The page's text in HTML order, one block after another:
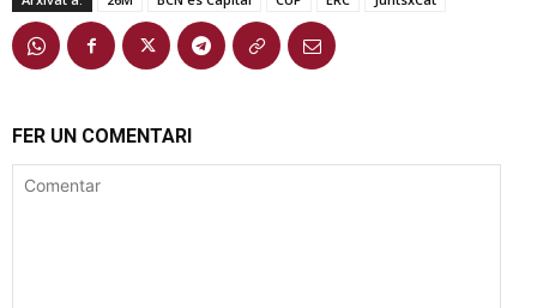
FER UN COMENTARI